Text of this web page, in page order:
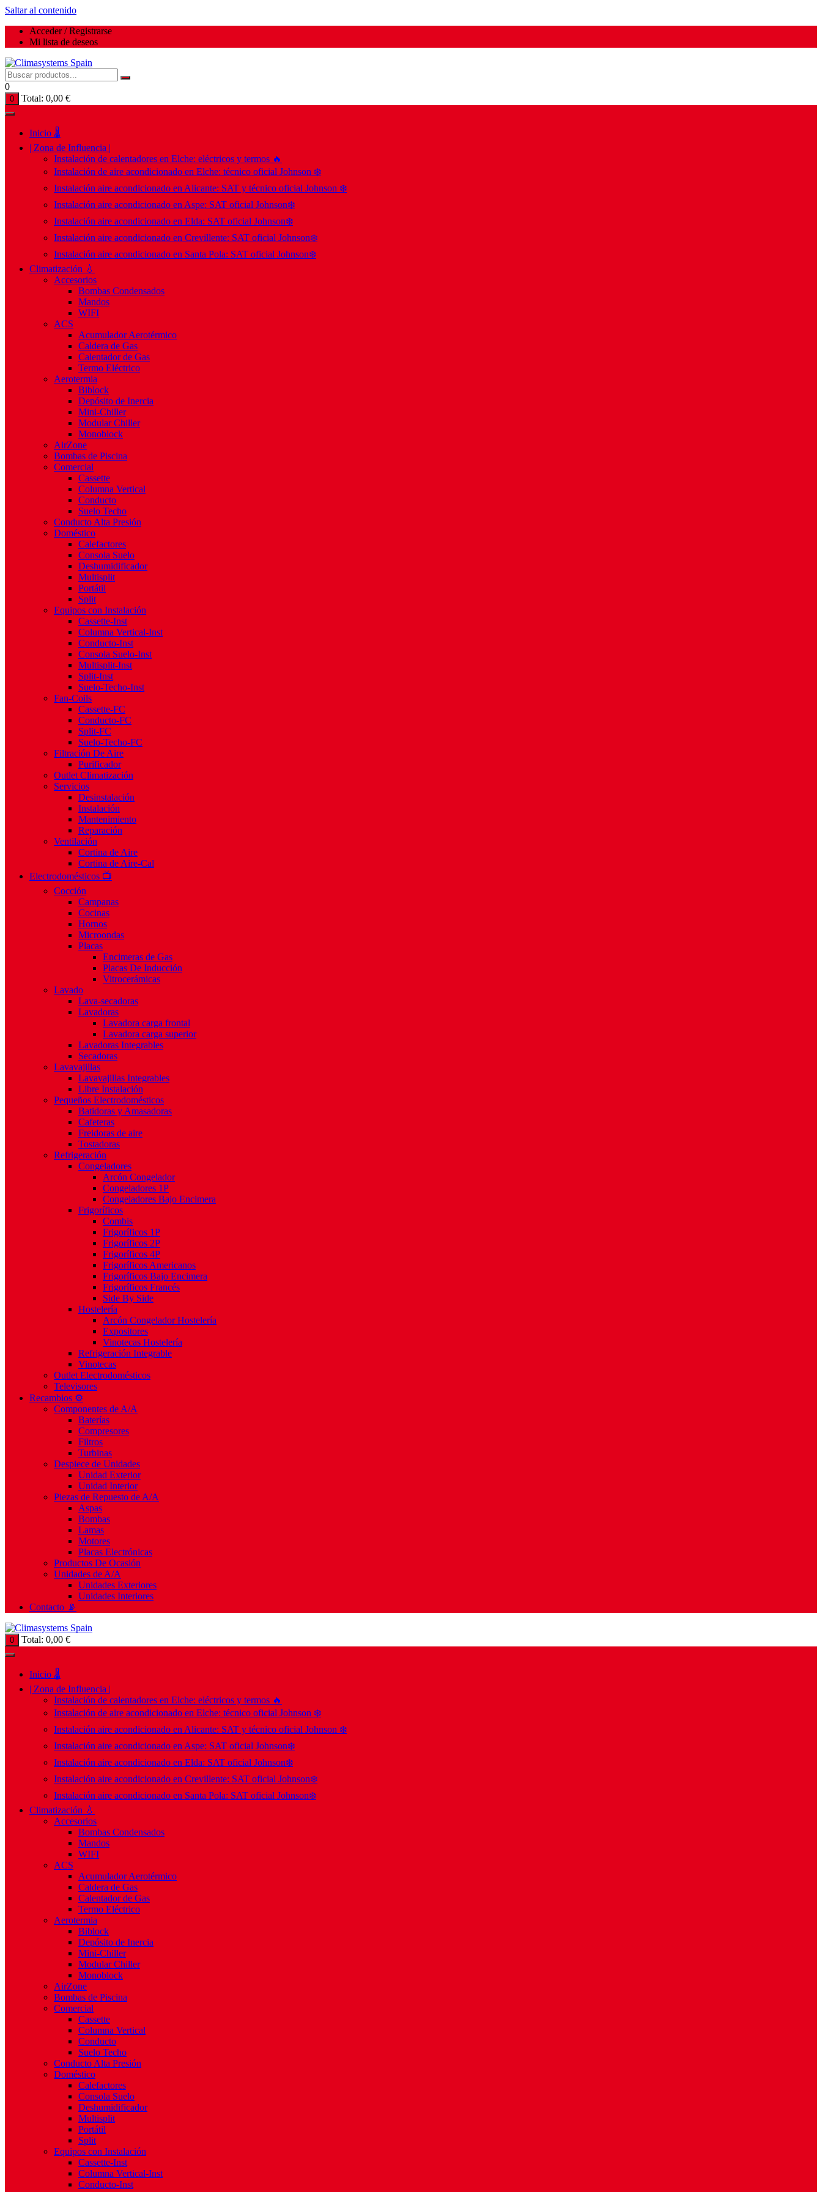
Saltar al contenido
Acceder / Registrarse
Mi lista de deseos
0
0 Total: 0,00 €
Inicio 🌡️
| Zona de Influencia |
Instalación de calentadores en Elche: eléctricos y termos 🔥
Instalación de aire acondicionado en Elche: técnico oficial Johnson ❄️
Instalación aire acondicionado en Alicante: SAT y técnico oficial Johnson ❄️
Instalación aire acondicionado en Aspe: SAT oficial Johnson❄️
Instalación aire acondicionado en Elda: SAT oficial Johnson❄️
Instalación aire acondicionado en Crevillente: SAT oficial Johnson❄️
Instalación aire acondicionado en Santa Pola: SAT oficial Johnson❄️
Climatización 💧
Accesorios
Bombas Condensados
Mandos
WIFI
ACS
Acumulador Aerotérmico
Caldera de Gas
Calentador de Gas
Termo Eléctrico
Aerotermia
Biblock
Depósito de Inercia
Mini-Chiller
Modular Chiller
Monoblock
AirZone
Bombas de Piscina
Comercial
Cassette
Columna Vertical
Conducto
Suelo Techo
Conducto Alta Presión
Doméstico
Calefactores
Consola Suelo
Deshumidificador
Multisplit
Portátil
Split
Equipos con Instalación
Cassette-Inst
Columna Vertical-Inst
Conducto-Inst
Consola Suelo-Inst
Multisplit-Inst
Split-Inst
Suelo-Techo-Inst
Fan-Coils
Cassette-FC
Conducto-FC
Split-FC
Suelo-Techo-FC
Filtración De Aire
Purificador
Outlet Climatización
Servicios
Desinstalación
Instalación
Mantenimiento
Reparación
Ventilación
Cortina de Aire
Cortina de Aire-Cal
Electrodomésticos 📺
Cocción
Campanas
Cocinas
Hornos
Microondas
Placas
Encimeras de Gas
Placas De Inducción
Vitrocerámicas
Lavado
Lava-secadoras
Lavadoras
Lavadora carga frontal
Lavadora carga superior
Lavadoras Integrables
Secadoras
Lavavajillas
Lavavajillas Integrables
Libre Instalación
Pequeños Electrodomésticos
Batidoras y Amasadoras
Cafeteras
Freidoras de aire
Tostadoras
Refrigeración
Congeladores
Arcón Congelador
Congeladores 1P
Congeladores Bajo Encimera
Frigoríficos
Combis
Frigoríficos 1P
Frigoríficos 2P
Frigoríficos 4P
Frigoríficos Americanos
Frigoríficos Bajo Encimera
Frigoríficos Francés
Side By Side
Hostelería
Arcón Congelador Hostelería
Expositores
Vinotecas Hostelería
Refrigeración Integrable
Vinotecas
Outlet Electrodomésticos
Televisores
Recambios ⚙️
Componentes de A/A
Baterías
Compresores
Filtros
Turbinas
Despiece de Unidades
Unidad Exterior
Unidad Interior
Piezas de Repuesto de A/A
Aspas
Bombas
Lamas
Motores
Placas Electrónicas
Productos De Ocasión
Unidades de A/A
Unidades Exteriores
Unidades Interiores
Contacto 📡
0 Total: 0,00 €
Inicio 🌡️
| Zona de Influencia |
Instalación de calentadores en Elche: eléctricos y termos 🔥
Instalación de aire acondicionado en Elche: técnico oficial Johnson ❄️
Instalación aire acondicionado en Alicante: SAT y técnico oficial Johnson ❄️
Instalación aire acondicionado en Aspe: SAT oficial Johnson❄️
Instalación aire acondicionado en Elda: SAT oficial Johnson❄️
Instalación aire acondicionado en Crevillente: SAT oficial Johnson❄️
Instalación aire acondicionado en Santa Pola: SAT oficial Johnson❄️
Climatización 💧
Accesorios
Bombas Condensados
Mandos
WIFI
ACS
Acumulador Aerotérmico
Caldera de Gas
Calentador de Gas
Termo Eléctrico
Aerotermia
Biblock
Depósito de Inercia
Mini-Chiller
Modular Chiller
Monoblock
AirZone
Bombas de Piscina
Comercial
Cassette
Columna Vertical
Conducto
Suelo Techo
Conducto Alta Presión
Doméstico
Calefactores
Consola Suelo
Deshumidificador
Multisplit
Portátil
Split
Equipos con Instalación
Cassette-Inst
Columna Vertical-Inst
Conducto-Inst